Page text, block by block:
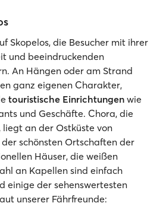
Skopelos, die Besucher mit ihrer
und beeindruckenden
An Hängen oder am Strand
ganz eigenen Charakter,
touristische Einrichtungen wie
und Geschäfte. Chora, die
an der Ostküste von
schönsten Ortschaften der
Häuser, die weißen
an Kapellen sind einfach
einige der sehenswertesten
unserer Fährfreunde: